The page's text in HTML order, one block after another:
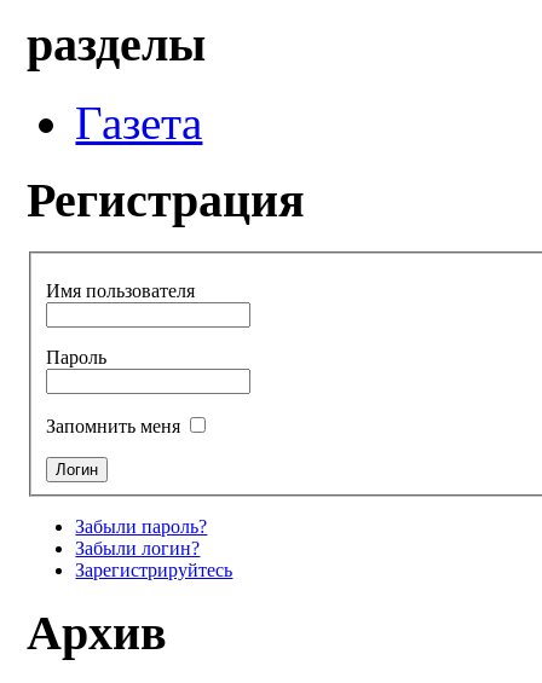
разделы
Газета
Регистрация
Имя пользователя
Пароль
Запомнить меня
Забыли пароль?
Забыли логин?
Зарегистрируйтесь
Архив